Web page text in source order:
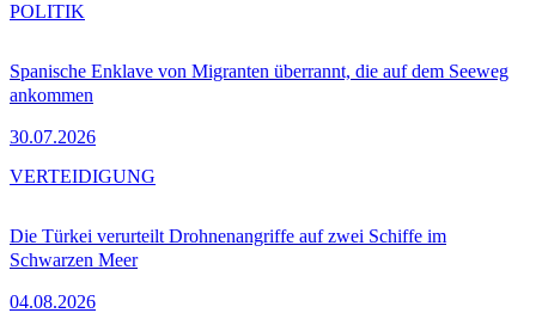
Spanische Enklave von Migranten überrannt, die auf dem Seeweg
ankommen
30.07.2026
POLITIK
Die Türkei verurteilt Drohnenangriffe auf zwei Schiffe im
Schwarzen Meer
04.08.2026
VERTEIDIGUNG